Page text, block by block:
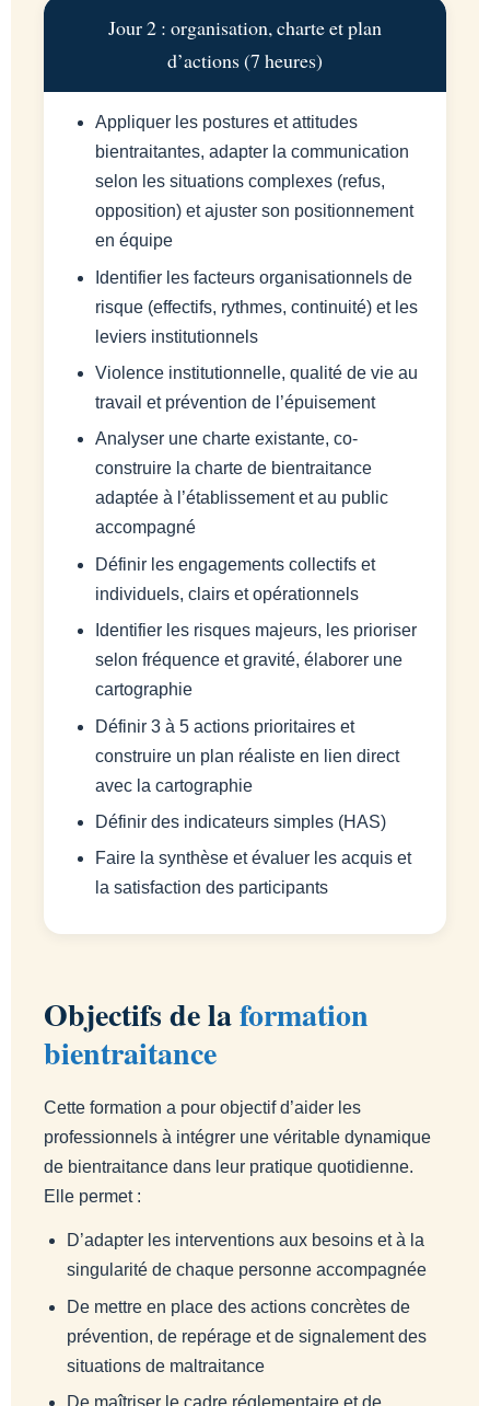
Jour 2 : organisation, charte et plan
d’actions (7 heures)
Appliquer les postures et attitudes
bientraitantes, adapter la communication
selon les situations complexes (refus,
opposition) et ajuster son positionnement
en équipe
Identifier les facteurs organisationnels de
risque (effectifs, rythmes, continuité) et les
leviers institutionnels
Violence institutionnelle, qualité de vie au
travail et prévention de l’épuisement
Analyser une charte existante, co-
construire la charte de bientraitance
adaptée à l’établissement et au public
accompagné
Définir les engagements collectifs et
individuels, clairs et opérationnels
Identifier les risques majeurs, les prioriser
selon fréquence et gravité, élaborer une
cartographie
Définir 3 à 5 actions prioritaires et
construire un plan réaliste en lien direct
avec la cartographie
Définir des indicateurs simples (HAS)
Faire la synthèse et évaluer les acquis et
la satisfaction des participants
Objectifs de laformation
bientraitance
Cette formation a pour objectif d’aider les
professionnels à intégrer une véritable dynamique
de bientraitance dans leur pratique quotidienne.
Elle permet :
D’adapter les interventions aux besoins et à la
singularité de chaque personne accompagnée
De mettre en place des actions concrètes de
prévention, de repérage et de signalement des
situations de maltraitance
De maîtriser le cadre réglementaire et de